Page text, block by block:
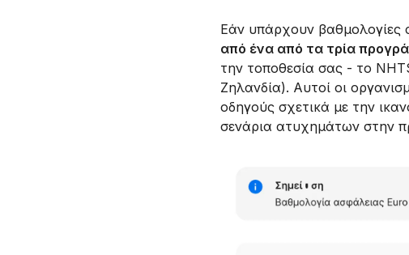
Εάν υπάρχουν βαθμολογίες
από ένα από τα τρία
την τοποθεσία σας - το
Ζηλανδία). Αυτοί οι
οδηγούς σχετικά με την
σενάρια ατυχημάτων στην